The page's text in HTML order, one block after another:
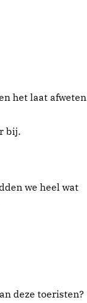
het laat afweten
bij.
we heel wat
deze toeristen?